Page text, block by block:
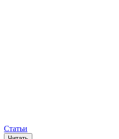
Статьи